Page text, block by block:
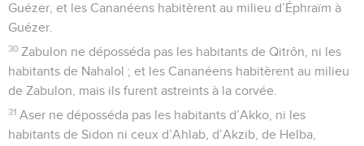
Guézer, et les Cananéens habitèrent au milieu d’Éphraïm à
Guézer.
30 Zabulon ne déposséda pas les habitants de Qitrôn, ni les
habitants de Nahalol ; et les Cananéens habitèrent au milieu
de Zabulon, mais ils furent astreints à la corvée.
31 Aser ne déposséda pas les habitants d’Akko, ni les
habitants de Sidon ni ceux d’Ahlab, d’Akzib, de Helba,